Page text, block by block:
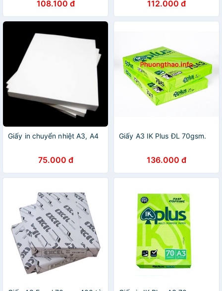
108.100 đ 112.000 đ
Giấy in chuyển nhiệt A3, A4
75.000 đ
Giấy A3 IK Plus ĐL 70gsm.
136.000 đ